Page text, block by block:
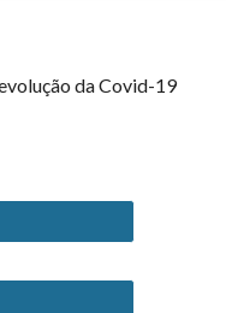
da Covid-19